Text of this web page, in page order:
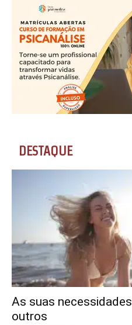
DESTAQUE
As suas
outros